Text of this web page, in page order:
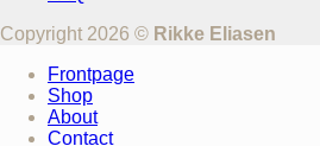
Copyright 2026 © Rikke Eliasen
Frontpage
Shop
About
Contact